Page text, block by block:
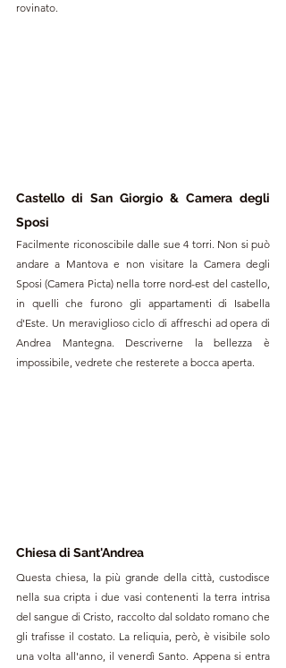
rovinato.
Castello di San Giorgio & Camera degli
Sposi
Facilmente riconoscibile dalle sue 4 torri. Non si può
andare a Mantova e non visitare la Camera degli
Sposi (Camera Picta) nella torre nord-est del castello,
in quelli che furono gli appartamenti di Isabella
d'Este. Un meraviglioso ciclo di affreschi ad opera di
Andrea Mantegna. Descriverne la bellezza è
impossibile, vedrete che resterete a bocca aperta.
Chiesa di Sant'Andrea
Questa chiesa, la più grande della città, custodisce
nella sua cripta i due vasi contenenti la terra intrisa
del sangue di Cristo, raccolto dal soldato romano che
gli trafisse il costato. La reliquia, però, è visibile solo
una volta all'anno, il venerdì Santo. Appena si entra